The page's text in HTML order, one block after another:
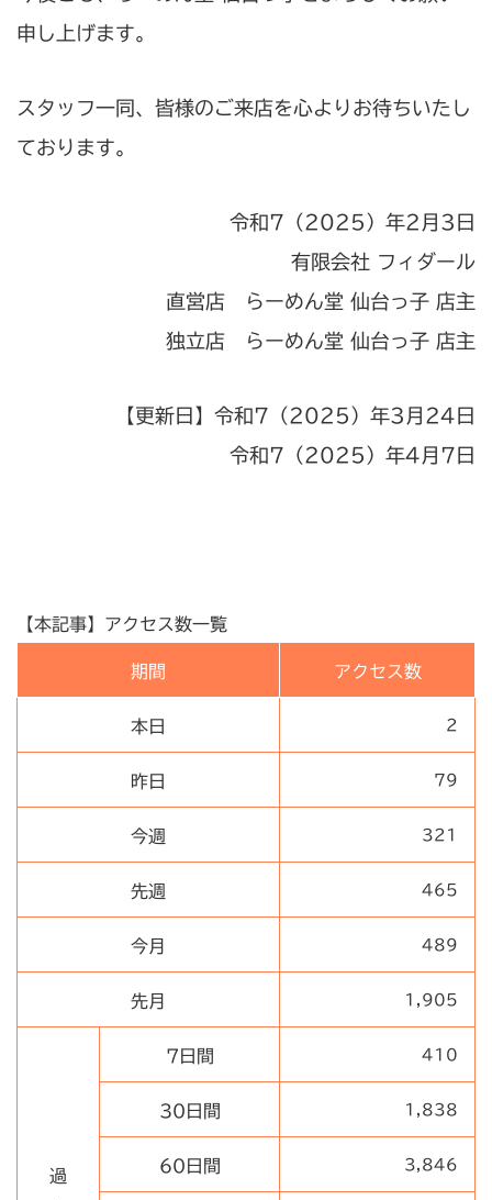
申し上げます。
スタッフ一同、皆様のご来店を心よりお待ちいたし
ております。
令和7（2025）年2月3日
有限会社 フィダール
直営店 らーめん堂 仙台っ子 店主
独立店 らーめん堂 仙台っ子 店主
【更新日】令和7（2025）年3月24日
令和7（2025）年4月7日
【本記事】アクセス数一覧
期間 アクセス数
本日 2
昨日 79
今週 321
先週 465
今月 489
先月 1,905
過
7日間 410
30日間 1,838
60日間 3,846